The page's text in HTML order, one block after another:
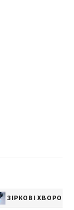
ЗІРКОВІ ХВОРОБИ